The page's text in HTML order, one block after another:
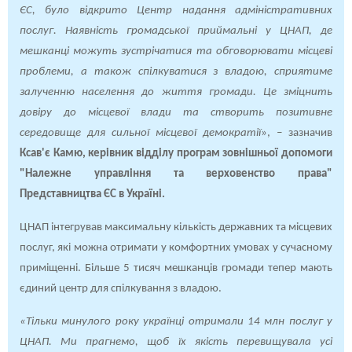
ЄС, було відкрито Центр надання адміністративних
послуг. Наявність громадської приймальні у ЦНАП, де
мешканці можуть зустрічатися та обговорювати місцеві
проблеми, а також спілкуватися з владою, сприятиме
залученню населення до життя громади. Це зміцнить
довіру до місцевої влади та створить позитивне
середовище для сильної місцевої демократії», – зазначив
Ксав'є Камю, керівник відділу програм зовнішньої допомоги
"Належне управління та верховенство права"
Представництва ЄС в Україні.
ЦНАП інтегрував максимальну кількість державних та місцевих
послуг, які можна отримати у комфортних умовах у сучасному
приміщенні. Більше 5 тисяч мешканців громади тепер мають
єдиний центр для спілкування з владою.
«Тільки минулого року українці отримали 14 млн послуг у
ЦНАП. Ми прагнемо, щоб їх якість перевищувала усі